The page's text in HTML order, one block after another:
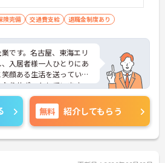
険完備 交通費支給 退職金制度あり
です。名古屋、東海エリ
入居者様一人ひとりにあ
顔ある生活を送っていた
りサポートしています。
音楽療法士など、さまざ
ッフが在籍し、各セクシ
しっかりとあり、相談し
化も進んでおり、iPadを
ステムを導入したり、Blu
力を入れいています。その
無料 紹介してもらう